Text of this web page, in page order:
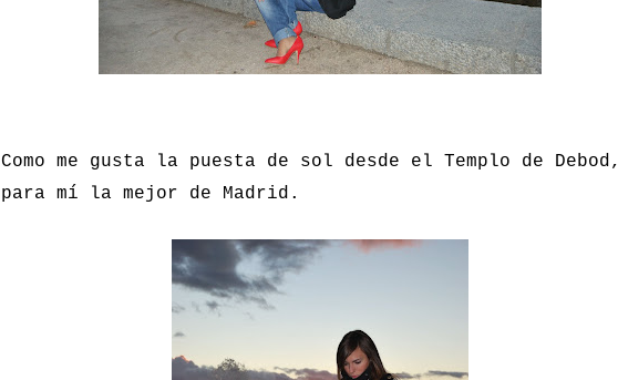
Como me gusta la puesta de sol desde el Templo de Debod,
para mí la mejor de Madrid.